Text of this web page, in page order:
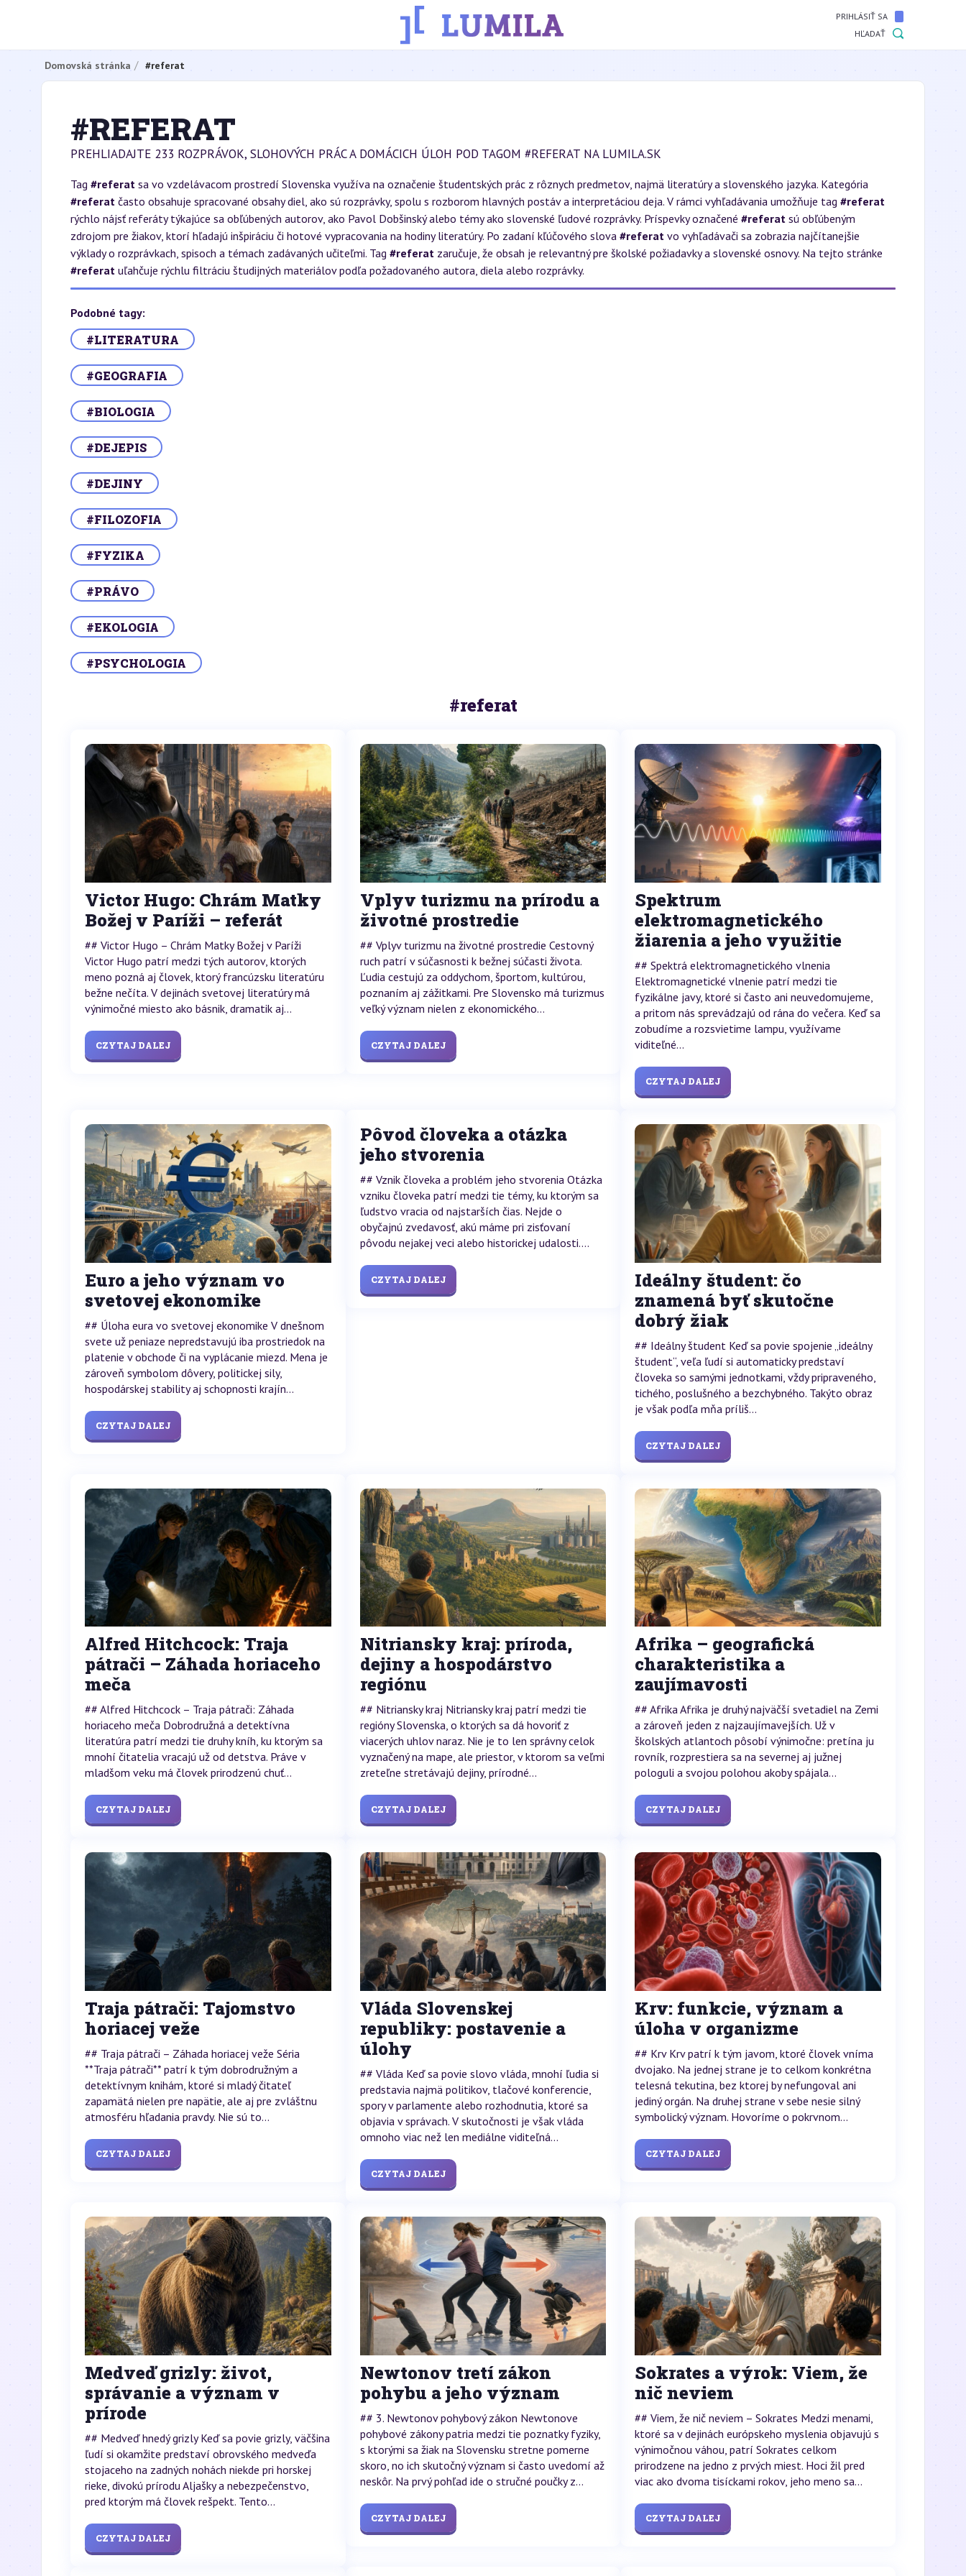
PRIHLÁSIŤ SA
HĽADAŤ
Domovská stránka #referat
#REFERAT
PREHLIADAJTE 233 ROZPRÁVOK, SLOHOVÝCH PRÁC A DOMÁCICH ÚLOH POD TAGOM #REFERAT NA LUMILA.SK
Tag #referat sa vo vzdelávacom prostredí Slovenska využíva na označenie študentských prác z rôznych predmetov, najmä literatúry a slovenského jazyka. Kategória
#referat často obsahuje spracované obsahy diel, ako sú rozprávky, spolu s rozborom hlavných postáv a interpretáciou deja. V rámci vyhľadávania umožňuje tag #referat
rýchlo nájsť referáty týkajúce sa obľúbených autorov, ako Pavol Dobšinský alebo témy ako slovenské ľudové rozprávky. Príspevky označené #referat sú obľúbeným
zdrojom pre žiakov, ktorí hľadajú inšpiráciu či hotové vypracovania na hodiny literatúry. Po zadaní kľúčového slova #referat vo vyhľadávači sa zobrazia najčítanejšie
výklady o rozprávkach, spisoch a témach zadávaných učiteľmi. Tag #referat zaručuje, že obsah je relevantný pre školské požiadavky a slovenské osnovy. Na tejto stránke
#referat uľahčuje rýchlu filtráciu študijných materiálov podľa požadovaného autora, diela alebo rozprávky.
Podobné tagy:
#LITERATURA
#GEOGRAFIA
#BIOLOGIA
#DEJEPIS
#DEJINY
#FILOZOFIA
#FYZIKA
#PRÁVO
#EKOLOGIA
#PSYCHOLOGIA
#referat
Victor Hugo: Chrám Matky
Božej v Paríži – referát
## Victor Hugo – Chrám Matky Božej v Paríži
Victor Hugo patrí medzi tých autorov, ktorých
meno pozná aj človek, ktorý francúzsku literatúru
bežne nečíta. V dejinách svetovej literatúry má
výnimočné miesto ako básnik, dramatik aj...
CZYTAJ DALEJ
Vplyv turizmu na prírodu a
životné prostredie
## Vplyv turizmu na životné prostredie Cestovný
ruch patrí v súčasnosti k bežnej súčasti života.
Ľudia cestujú za oddychom, športom, kultúrou,
poznaním aj zážitkami. Pre Slovensko má turizmus
veľký význam nielen z ekonomického...
CZYTAJ DALEJ
Spektrum
elektromagnetického
žiarenia a jeho využitie
## Spektrá elektromagnetického vlnenia
Elektromagnetické vlnenie patrí medzi tie
fyzikálne javy, ktoré si často ani neuvedomujeme,
a pritom nás sprevádzajú od rána do večera. Keď sa
zobudíme a rozsvietime lampu, využívame
viditeľné...
CZYTAJ DALEJ
Euro a jeho význam vo
svetovej ekonomike
## Úloha eura vo svetovej ekonomike V dnešnom
svete už peniaze nepredstavujú iba prostriedok na
platenie v obchode či na vyplácanie miezd. Mena je
zároveň symbolom dôvery, politickej sily,
hospodárskej stability aj schopnosti krajín...
CZYTAJ DALEJ
Pôvod človeka a otázka
jeho stvorenia
## Vznik človeka a problém jeho stvorenia Otázka
vzniku človeka patrí medzi tie témy, ku ktorým sa
ľudstvo vracia od najstarších čias. Nejde o
obyčajnú zvedavosť, akú máme pri zisťovaní
pôvodu nejakej veci alebo historickej udalosti....
CZYTAJ DALEJ
Ideálny študent: čo
znamená byť skutočne
dobrý žiak
## Ideálny študent Keď sa povie spojenie „ideálny
študent“, veľa ľudí si automaticky predstaví
človeka so samými jednotkami, vždy pripraveného,
tichého, poslušného a bezchybného. Takýto obraz
je však podľa mňa príliš...
CZYTAJ DALEJ
Alfred Hitchcock: Traja
pátrači – Záhada horiaceho
meča
## Alfred Hitchcock – Traja pátrači: Záhada
horiaceho meča Dobrodružná a detektívna
literatúra patrí medzi tie druhy kníh, ku ktorým sa
mnohí čitatelia vracajú už od detstva. Práve v
mladšom veku má človek prirodzenú chuť...
CZYTAJ DALEJ
Nitriansky kraj: príroda,
dejiny a hospodárstvo
regiónu
## Nitriansky kraj Nitriansky kraj patrí medzi tie
regióny Slovenska, o ktorých sa dá hovoriť z
viacerých uhlov naraz. Nie je to len správny celok
vyznačený na mape, ale priestor, v ktorom sa veľmi
zreteľne stretávajú dejiny, prírodné...
CZYTAJ DALEJ
Afrika – geografická
charakteristika a
zaujímavosti
## Afrika Afrika je druhý najväčší svetadiel na Zemi
a zároveň jeden z najzaujímavejších. Už v
školských atlantoch pôsobí výnimočne: pretína ju
rovník, rozprestiera sa na severnej aj južnej
pologuli a svojou polohou akoby spájala...
CZYTAJ DALEJ
Traja pátrači: Tajomstvo
horiacej veže
## Traja pátrači – Záhada horiacej veže Séria
**Traja pátrači** patrí k tým dobrodružným a
detektívnym knihám, ktoré si mladý čitateľ
zapamätá nielen pre napätie, ale aj pre zvláštnu
atmosféru hľadania pravdy. Nie sú to...
CZYTAJ DALEJ
Vláda Slovenskej
republiky: postavenie a
úlohy
## Vláda Keď sa povie slovo vláda, mnohí ľudia si
predstavia najmä politikov, tlačové konferencie,
spory v parlamente alebo rozhodnutia, ktoré sa
objavia v správach. V skutočnosti je však vláda
omnoho viac než len mediálne viditeľná...
CZYTAJ DALEJ
Krv: funkcie, význam a
úloha v organizme
## Krv Krv patrí k tým javom, ktoré človek vníma
dvojako. Na jednej strane je to celkom konkrétna
telesná tekutina, bez ktorej by nefungoval ani
jediný orgán. Na druhej strane v sebe nesie silný
symbolický význam. Hovoríme o pokrvnom...
CZYTAJ DALEJ
Medveď grizly: život,
správanie a význam v
prírode
## Medveď hnedý grizly Keď sa povie grizly, väčšina
ľudí si okamžite predstaví obrovského medveďa
stojaceho na zadných nohách niekde pri horskej
rieke, divokú prírodu Aljašky a nebezpečenstvo,
pred ktorým má človek rešpekt. Tento...
CZYTAJ DALEJ
Newtonov tretí zákon
pohybu a jeho význam
## 3. Newtonov pohybový zákon Newtonove
pohybové zákony patria medzi tie poznatky fyziky,
s ktorými sa žiak na Slovensku stretne pomerne
skoro, no ich skutočný význam si často uvedomí až
neskôr. Na prvý pohľad ide o stručné poučky z...
CZYTAJ DALEJ
Sokrates a výrok: Viem, že
nič neviem
## Viem, že nič neviem – Sokrates Medzi menami,
ktoré sa v dejinách európskeho myslenia objavujú s
výnimočnou váhou, patrí Sokrates celkom
prirodzene na jedno z prvých miest. Hoci žil pred
viac ako dvoma tisíckami rokov, jeho meno sa...
CZYTAJ DALEJ